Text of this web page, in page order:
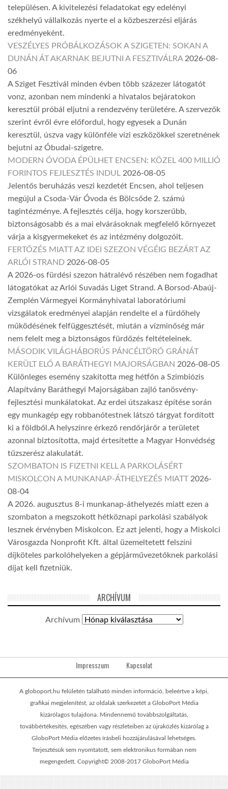
településen. A kivitelezési feladatokat egy edelényi
székhelyű vállalkozás nyerte el a közbeszerzési eljárás
eredményeként.
VESZÉLYES PRÓBÁLKOZÁSOK A SZIGETEN: SOKAN A
DUNÁN ÁT AKARNAK BEJUTNI A FESZTIVÁLRA 2026-08-
06
A Sziget Fesztivál minden évben több százezer látogatót
vonz, azonban nem mindenki a hivatalos bejáratokon
keresztül próbál eljutni a rendezvény területére. A szervezők
szerint évről évre előfordul, hogy egyesek a Dunán
keresztül, úszva vagy különféle vízi eszközökkel szeretnének
bejutni az Óbudai-szigetre.
MODERN ÓVODA ÉPÜLHET ENCSEN: KÖZEL 400 MILLIÓ
FORINTOS FEJLESZTÉS INDUL 2026-08-05
Jelentős beruházás veszi kezdetét Encsen, ahol teljesen
megújul a Csoda-Vár Óvoda és Bölcsőde 2. számú
tagintézménye. A fejlesztés célja, hogy korszerűbb,
biztonságosabb és a mai elvárásoknak megfelelő környezet
várja a kisgyermekeket és az intézmény dolgozóit.
FERTŐZÉS MIATT AZ IDEI SZEZON VÉGÉIG BEZÁRT AZ
ARLÓI STRAND 2026-08-05
A 2026-os fürdési szezon hátralévő részében nem fogadhat
látogatókat az Arlói Suvadás Liget Strand. A Borsod-Abaúj-
Zemplén Vármegyei Kormányhivatal laboratóriumi
vizsgálatok eredményei alapján rendelte el a fürdőhely
működésének felfüggesztését, miután a vízminőség már
nem felelt meg a biztonságos fürdőzés feltételeinek.
MÁSODIK VILÁGHÁBORÚS PÁNCÉLTÖRŐ GRÁNÁT
KERÜLT ELŐ A BARÁTHEGYI MAJORSÁGBAN 2026-08-05
Különleges esemény szakította meg hétfőn a Szimbiózis
Alapítvány Baráthegyi Majorságában zajló tanösvény-
fejlesztési munkálatokat. Az erdei útszakasz építése során
egy munkagép egy robbanótestnek látszó tárgyat fordított
ki a földből.A helyszínre érkező rendőrjárőr a területet
azonnal biztosította, majd értesítette a Magyar Honvédség
tűzszerész alakulatát.
SZOMBATON IS FIZETNI KELL A PARKOLÁSÉRT
MISKOLCON A MUNKANAP-ÁTHELYEZÉS MIATT 2026-
08-04
A 2026. augusztus 8-i munkanap-áthelyezés miatt ezen a
szombaton a megszokott hétköznapi parkolási szabályok
lesznek érvényben Miskolcon. Ez azt jelenti, hogy a Miskolci
Városgazda Nonprofit Kft. által üzemeltetett felszíni
díjköteles parkolóhelyeken a gépjárművezetőknek parkolási
díjat kell fizetniük.
ARCHÍVUM
Archívum
Impresszum Kapcsolat
A globoport.hu felületén található minden információ, beleértve a képi,
grafikai megjelenítést, az oldalak szerkezetét a GloboPort Média
kizárólagos tulajdona. Mindennemű továbbszolgáltatás,
továbbértékesítés, egészében vagy részleteiben az újraközlés kizárólag a
GloboPort Média előzetes írásbeli hozzájárulásával lehetséges.
Terjesztésük sem nyomtatott, sem elektronikus formában nem
megengedett. Copyright© 2008-2017 GloboPort Média